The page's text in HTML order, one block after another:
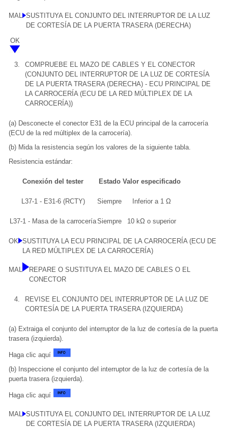
MAL
SUSTITUYA EL CONJUNTO DEL INTERRUPTOR DE LA LUZ
DE CORTESÍA DE LA PUERTA TRASERA (DERECHA)
OK
3.
COMPRUEBE EL MAZO DE CABLES Y EL CONECTOR
(CONJUNTO DEL INTERRUPTOR DE LA LUZ DE CORTESÍA
DE LA PUERTA TRASERA (DERECHA) - ECU PRINCIPAL DE
LA CARROCERÍA (ECU DE LA RED MÚLTIPLEX DE LA
CARROCERÍA))
(a) Desconecte el conector E31 de la ECU principal de la carrocería
(ECU de la red múltiplex de la carrocería).
(b) Mida la resistencia según los valores de la siguiente tabla.
Resistencia estándar:
Conexión del tester Estado Valor especificado
L37-1 - E31-6 (RCTY) Siempre Inferior a 1 Ω
L37-1 - Masa de la carroceríaSiempre 10 kΩ o superior
OK SUSTITUYA LA ECU PRINCIPAL DE LA CARROCERÍA (ECU DE
LA RED MÚLTIPLEX DE LA CARROCERÍA)
MAL
REPARE O SUSTITUYA EL MAZO DE CABLES O EL
CONECTOR
4.
REVISE EL CONJUNTO DEL INTERRUPTOR DE LA LUZ DE
CORTESÍA DE LA PUERTA TRASERA (IZQUIERDA)
(a) Extraiga el conjunto del interruptor de la luz de cortesía de la puerta
trasera (izquierda).
Haga clic aquí
(b) Inspeccione el conjunto del interruptor de la luz de cortesía de la
puerta trasera (izquierda).
Haga clic aquí
MAL
SUSTITUYA EL CONJUNTO DEL INTERRUPTOR DE LA LUZ
DE CORTESÍA DE LA PUERTA TRASERA (IZQUIERDA)